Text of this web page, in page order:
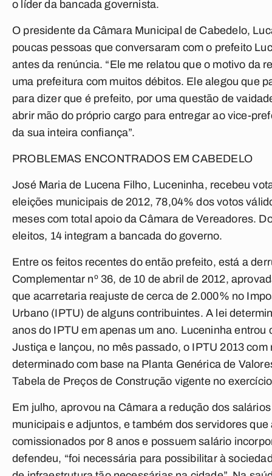
o líder da bancada governista.
O presidente da Câmara Municipal de Cabedelo,
poucas pessoas que conversaram com o prefeito
antes da renúncia. “Ele me relatou que o motivo da
uma prefeitura com muitos débitos. Ele alegou que
para dizer que é prefeito, por uma questão de
abrir mão do próprio cargo para entregar ao vice-
da sua inteira confiança”.
PROBLEMAS ENCONTRADOS EM CABEDELO
José Maria de Lucena Filho, Luceninha, recebeu
eleições municipais de 2012, 78,04% dos votos
meses com total apoio da Câmara de Vereadores.
eleitos, 14 integram a bancada do governo.
Entre os feitos recentes do então prefeito, está a
Complementar nº 36, de 10 de abril de 2012,
que acarretaria reajuste de cerca de 2.000% no
Urbano (IPTU) de alguns contribuintes. A lei
anos do IPTU em apenas um ano. Luceninha entrou
Justiça e lançou, no mês passado, o IPTU 2013
determinado com base na Planta Genérica de
Tabela de Preços de Construção vigente no
Em julho, aprovou na Câmara a redução dos
municipais e adjuntos, e também dos servidores
comissionados por 8 anos e possuem salário
defendeu, “foi necessária para possibilitar à